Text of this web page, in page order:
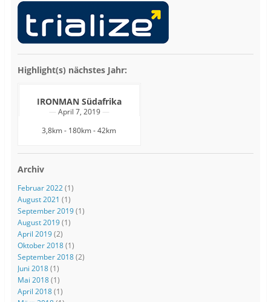
Highlight(s) nächstes Jahr:
IRONMAN Südafrika
April 7, 2019
3,8km - 180km - 42km
Archiv
Februar 2022(1)
August 2021 (1)
September 2019(1)
August 2019(1)
April 2019(2)
Oktober 2018(1)
September 2018(2)
Juni 2018(1)
Mai 2018(1)
April 2018(1)